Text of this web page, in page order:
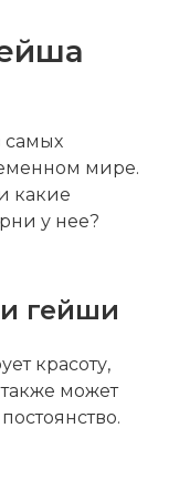
самых
мире.
какие
у нее?
гейши
красоту,
может